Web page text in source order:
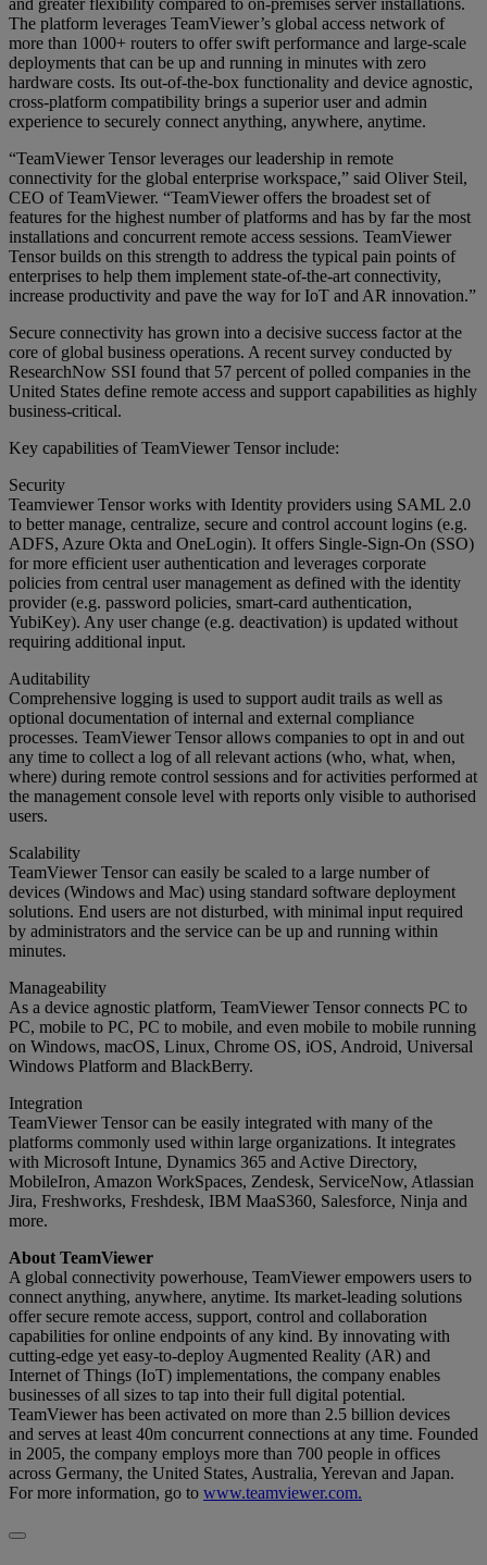
and greater flexibility compared to on-premises server installations.
The platform leverages TeamViewer’s global access network of
more than 1000+ routers to offer swift performance and large-scale
deployments that can be up and running in minutes with zero
hardware costs. Its out-of-the-box functionality and device agnostic,
cross-platform compatibility brings a superior user and admin
experience to securely connect anything, anywhere, anytime.
“TeamViewer Tensor leverages our leadership in remote
connectivity for the global enterprise workspace,” said Oliver Steil,
CEO of TeamViewer. “TeamViewer offers the broadest set of
features for the highest number of platforms and has by far the most
installations and concurrent remote access sessions. TeamViewer
Tensor builds on this strength to address the typical pain points of
enterprises to help them implement state-of-the-art connectivity,
increase productivity and pave the way for IoT and AR innovation.”
Secure connectivity has grown into a decisive success factor at the
core of global business operations. A recent survey conducted by
ResearchNow SSI found that 57 percent of polled companies in the
United States define remote access and support capabilities as highly
business-critical.
Key capabilities of TeamViewer Tensor include:
Security
Teamviewer Tensor works with Identity providers using SAML 2.0
to better manage, centralize, secure and control account logins (e.g.
ADFS, Azure Okta and OneLogin). It offers Single-Sign-On (SSO)
for more efficient user authentication and leverages corporate
policies from central user management as defined with the identity
provider (e.g. password policies, smart-card authentication,
YubiKey). Any user change (e.g. deactivation) is updated without
requiring additional input.
Auditability
Comprehensive logging is used to support audit trails as well as
optional documentation of internal and external compliance
processes. TeamViewer Tensor allows companies to opt in and out
any time to collect a log of all relevant actions (who, what, when,
where) during remote control sessions and for activities performed at
the management console level with reports only visible to authorised
users.
Scalability
TeamViewer Tensor can easily be scaled to a large number of
devices (Windows and Mac) using standard software deployment
solutions. End users are not disturbed, with minimal input required
by administrators and the service can be up and running within
minutes.
Manageability
As a device agnostic platform, TeamViewer Tensor connects PC to
PC, mobile to PC, PC to mobile, and even mobile to mobile running
on Windows, macOS, Linux, Chrome OS, iOS, Android, Universal
Windows Platform and BlackBerry.
Integration
TeamViewer Tensor can be easily integrated with many of the
platforms commonly used within large organizations. It integrates
with Microsoft Intune, Dynamics 365 and Active Directory,
MobileIron, Amazon WorkSpaces, Zendesk, ServiceNow, Atlassian
Jira, Freshworks, Freshdesk, IBM MaaS360, Salesforce, Ninja and
more.
About TeamViewer
A global connectivity powerhouse, TeamViewer empowers users to
connect anything, anywhere, anytime. Its market-leading solutions
offer secure remote access, support, control and collaboration
capabilities for online endpoints of any kind. By innovating with
cutting-edge yet easy-to-deploy Augmented Reality (AR) and
Internet of Things (IoT) implementations, the company enables
businesses of all sizes to tap into their full digital potential.
TeamViewer has been activated on more than 2.5 billion devices
and serves at least 40m concurrent connections at any time. Founded
in 2005, the company employs more than 700 people in offices
across Germany, the United States, Australia, Yerevan and Japan.
For more information, go to www.teamviewer.com.